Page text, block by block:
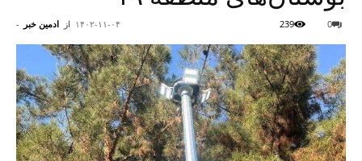
از ادمین خبر - ۱۴۰۲-۱۱-۰۴ 0
239